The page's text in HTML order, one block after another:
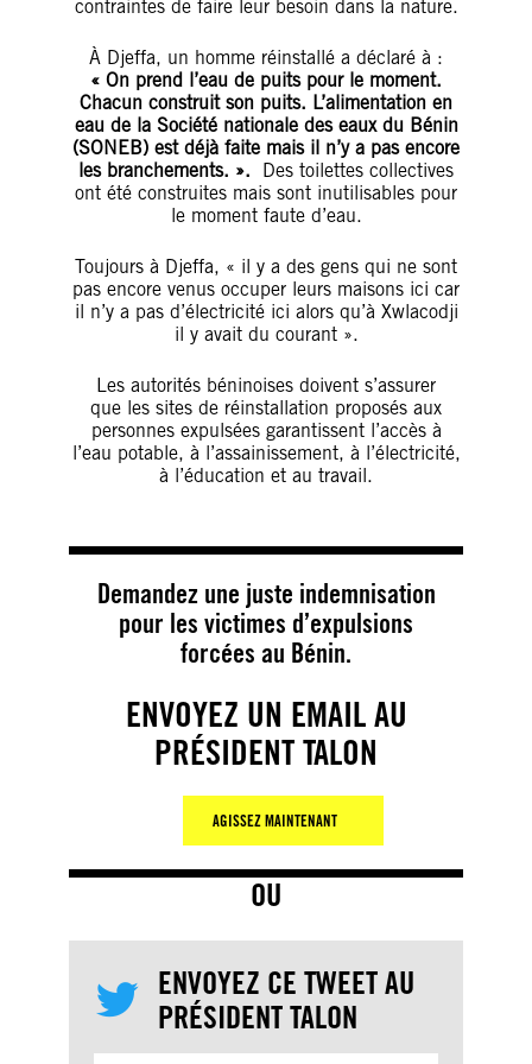
contraintes de faire leur besoin dans la nature.
À Djeffa, un homme réinstallé a déclaré à :
« On prend l’eau de puits pour le moment.
Chacun construit son puits. L’alimentation en
eau de la Société nationale des eaux du Bénin
(SONEB) est déjà faite mais il n’y a pas encore
les branchements. ». Des toilettes collectives
ont été construites mais sont inutilisables pour
le moment faute d’eau.
Toujours à Djeffa, « il y a des gens qui ne sont
pas encore venus occuper leurs maisons ici car
il n’y a pas d’électricité ici alors qu’à Xwlacodji
il y avait du courant ».
Les autorités béninoises doivent s’assurer
que les sites de réinstallation proposés aux
personnes expulsées garantissent l’accès à
l’eau potable, à l’assainissement, à l’électricité,
à l’éducation et au travail.
Demandez une juste indemnisation
pour les victimes d’expulsions
forcées au Bénin.
ENVOYEZ UN EMAIL AU
PRÉSIDENT TALON
AGISSEZ MAINTENANT
OU
ENVOYEZ CE TWEET AU
PRÉSIDENT TALON